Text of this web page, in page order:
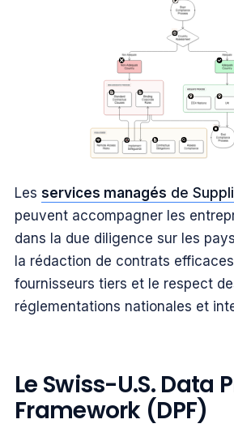
Les services managés de
peuvent accompagner les
dans la due diligence sur les
la rédaction de contrats
fournisseurs tiers et le respect
réglementations nationales et
Le Swiss-U.S. Data
Framework (DPF)